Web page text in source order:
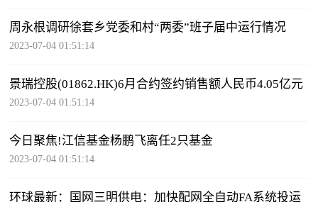
周永根调研徐套乡党委和村“两委”班子届中运行情况
2023-07-04 01:51:14
景瑞控股(01862.HK)6月合约签约销售额人民币4.05亿元
2023-07-04 01:51:14
今日聚焦!江信基金杨鹏飞离任2只基金
2023-07-04 01:51:14
环球最新：国网三明供电：加快配网全自动FA系统投运